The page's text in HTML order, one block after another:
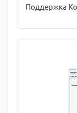
Поддержка